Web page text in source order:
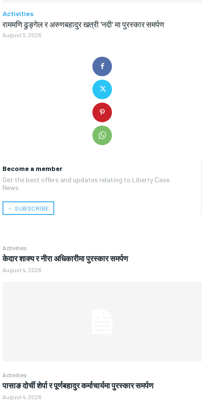
Become a member
Get the best offers and updates relating to Liberty Case
News.
﹢ SUBSCRIBE
Activities
केदार शाक्य र नीरा अधिकारीमा पुरस्कार समर्पण
August 4, 2026
Activities
पासाङ दोर्ची शेर्पा र पूर्णबहादुर कर्माचार्यमा पुरस्कार समर्पण
August 4, 2026
Activities
राममणि ढुङ्गेल र अरुणबहादुर खत्री ‘नदी’ मा पुरस्कार समर्पण
August 3, 2026